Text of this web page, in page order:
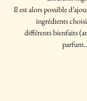
Il est alors possible
ingrédients
différents bienfaits